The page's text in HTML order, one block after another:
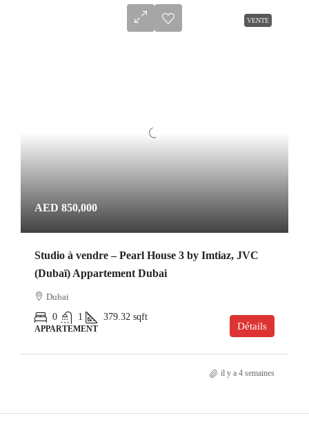
VENTE
AED 850,000
Studio à vendre – Pearl House 3 by Imtiaz, JVC
(Dubaï) Appartement Dubai
Dubai
0
1 379.32 sqft
APPARTEMENT Détails
il y a 4 semaines